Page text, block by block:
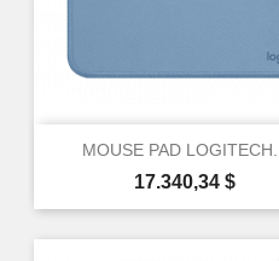
MOUSE PAD LOGITECH...
Precio
17.340,34 $